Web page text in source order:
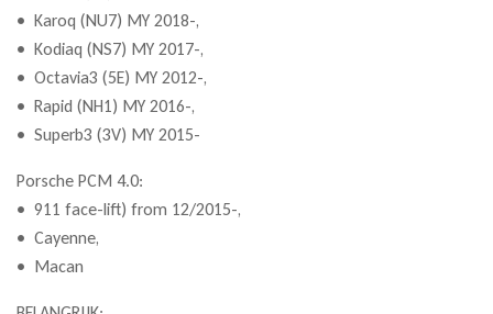
• Karoq (NU7) MY 2018-,
• Kodiaq (NS7) MY 2017-,
• Octavia3 (5E) MY 2012-,
• Rapid (NH1) MY 2016-,
• Superb3 (3V) MY 2015-
Porsche PCM 4.0:
• 911 face-lift) from 12/2015-,
• Cayenne,
• Macan